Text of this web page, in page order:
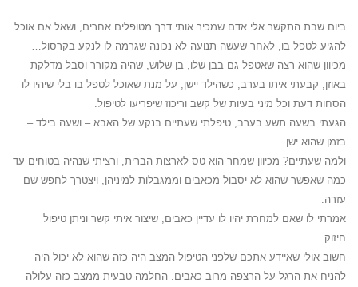
ביום שבת התקשר אלי אדם שמכיר אותי דרך מטופלים אחרים, ושאל אם אוכל
להגיע לטפל בו, לאחר שעשה תנועה לא נכונה שגרמה לו לנקע בקרסול…
מכיוון שהוא רצה שאטפל גם בבן שלו, בן שלוש, שהיה מקורר וסבל מדלקת
באוזן, קבעתי איתו בערב, כשהילד יישן, על מנת שאוכל לטפל בו בלי שיהיו לו
הסחות דעת וכל מיני בעיות של קשב וריכוז שיפריעו לטיפול.
הגעתי בשעה תשע בערב, טיפלתי שעתיים בנקע של האבא – ושעה בילד –
בזמן שהוא ישן.
ולמה שעתיים? מכיוון שמחר הוא טס לארצות הברית, ורציתי שנהיה בטוחים עד
כמה שאפשר שהוא לא יסבול מכאבים וממגבלות למיניהן, ויצטרך לחפש שם
עזרה.
אמרתי לו שאם למחרת יהיו לו עדיין כאבים, שיצור איתי קשר וניתן טיפול
חיזוק…
חשוב אולי שאיידע אתכם שלפני הטיפול המצב היה כזה שהוא לא יכול היה
להניח את הרגל על הרצפה מרוב כאבים. החלמה טבעית ממצב כזה עלולה